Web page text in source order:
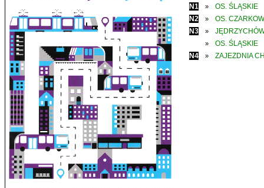
N1
»
OS. ŚLĄSKIE
N2
»
OS.
N3
»
»
OS. ŚLĄSKIE
N4
» ZAJEZDNIA